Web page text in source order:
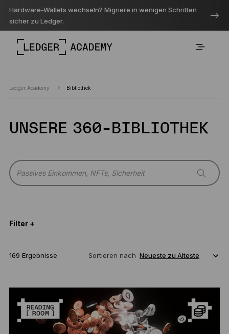
Hardware-Wallets wechseln? Migriere in wenigen Schritten
sicher zu Ledger.
Ledger Academy Bibliothek
UNSERE 360-BIBLIOTHEK
Filter +
169 Ergebnisse Sortieren nach